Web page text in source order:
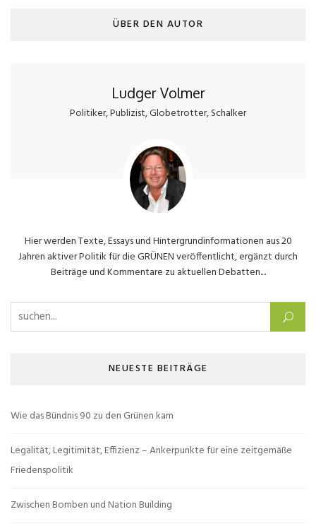
ÜBER DEN AUTOR
Ludger Volmer
Politiker, Publizist, Globetrotter, Schalker
Hier werden Texte, Essays und Hintergrundinformationen aus 20
Jahren aktiver Politik für die GRÜNEN veröffentlicht, ergänzt durch
Beiträge und Kommentare zu aktuellen Debatten....
Suchen nach:
NEUESTE BEITRÄGE
Wie das Bündnis 90 zu den Grünen kam
Legalität, Legitimität, Effizienz – Ankerpunkte für eine zeitgemäße
Friedenspolitik
Zwischen Bomben und Nation Building